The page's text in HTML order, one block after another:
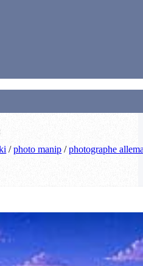
/photo manip /photographe